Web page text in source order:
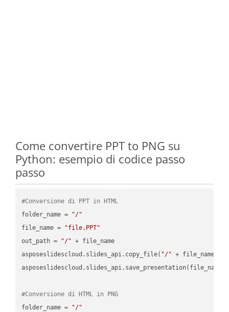
Come convertire PPT to PNG su
Python: esempio di codice passo
passo
#Conversione di PPT in HTML
folder_name =
"/"
file_name =
"file.PPT"
out_path =
"/" + file_name
asposeslidescloud.slides_api.copy_file( "/" + file_name,
#Conversione di HTML in PNG
folder_name =
"/"